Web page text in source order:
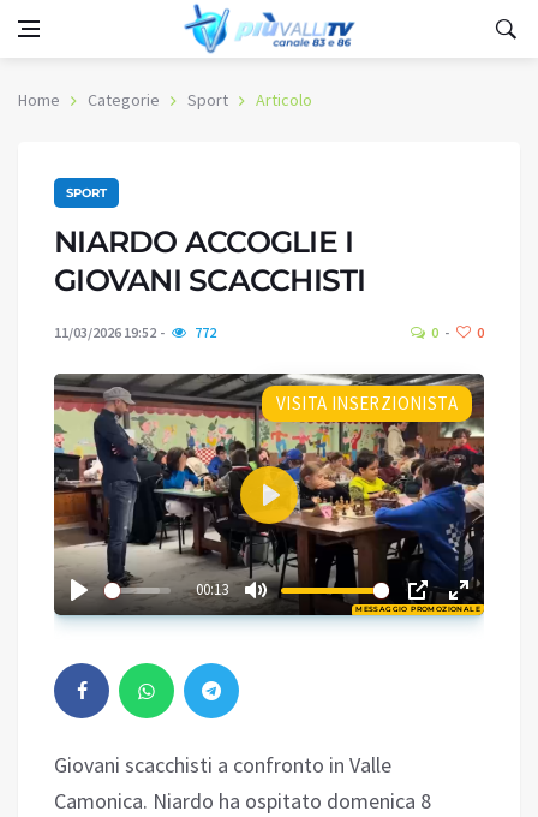
Home Categorie Sport Articolo
SPORT
NIARDO ACCOGLIE I
GIOVANI SCACCHISTI
11/03/2026 19:52 772 0 0
MESSAGGIO PROMOZIONALE
VISITA INSERZIONISTA
00:13
Play
02:33
Giovani scacchisti a confronto in Valle
Camonica. Niardo ha ospitato domenica 8